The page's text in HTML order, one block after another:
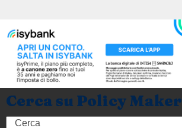
Cerca su Policy Maker
Search